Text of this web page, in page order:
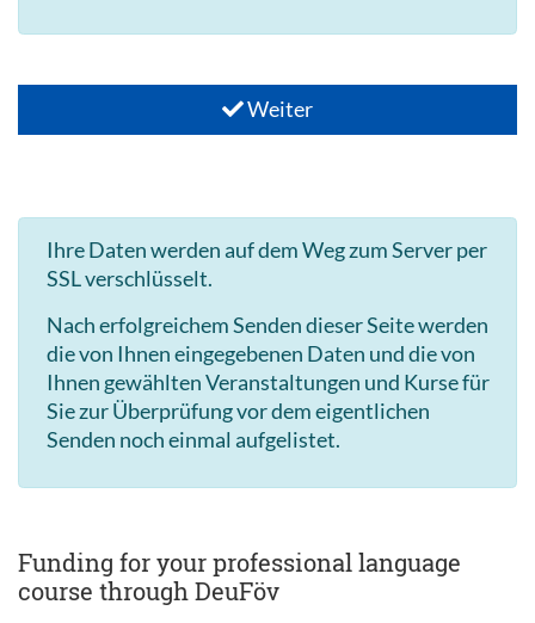
Weiter
Ihre Daten werden auf dem Weg zum Server per
SSL verschlüsselt.
Nach erfolgreichem Senden dieser Seite werden
die von Ihnen eingegebenen Daten und die von
Ihnen gewählten Veranstaltungen und Kurse für
Sie zur Überprüfung vor dem eigentlichen
Senden noch einmal aufgelistet.
Funding for your professional language
course through DeuFöv